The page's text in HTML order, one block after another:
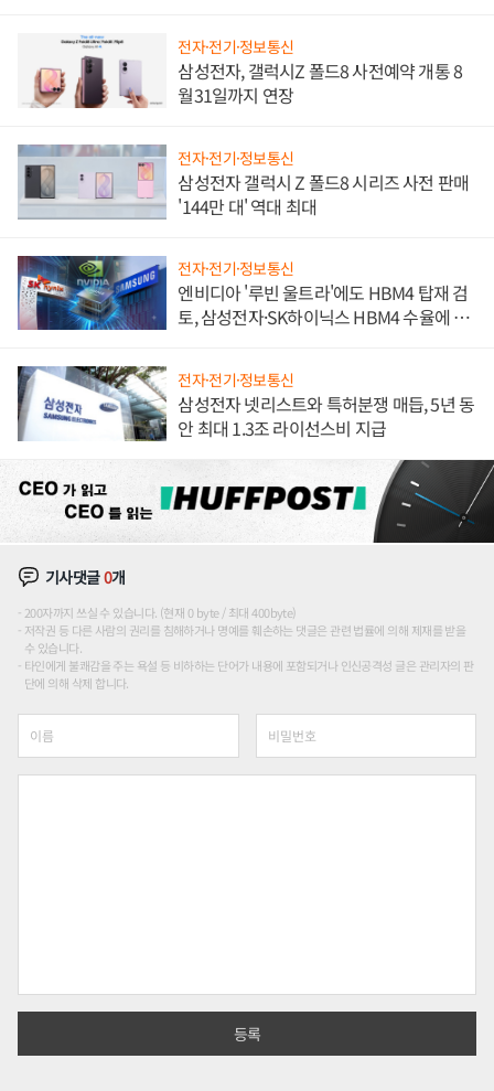
전자·전기·정보통신
삼성전자, 갤럭시Z 폴드8 사전예약 개통 8
월31일까지 연장
전자·전기·정보통신
삼성전자 갤럭시 Z 폴드8 시리즈 사전 판매
'144만 대' 역대 최대
전자·전기·정보통신
엔비디아 '루빈 울트라'에도 HBM4 탑재 검
토, 삼성전자·SK하이닉스 HBM4 수율에 주
전자·전기·정보통신
삼성전자 넷리스트와 특허분쟁 매듭, 5년 동
안 최대 1.3조 라이선스비 지급
기사댓글0개
200자까지 쓰실 수 있습니다. (현재 0 byte / 최대 400byte)
저작권 등 다른 사람의 권리를 침해하거나 명예를 훼손하는 댓글은 관련 법률에 의해 제재를 받을
수 있습니다.
타인에게 불쾌감을 주는 욕설 등 비하하는 단어가 내용에 포함되거나 인신공격성 글은 관리자의 판
단에 의해 삭제 합니다.